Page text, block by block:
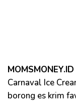
Carnaval Ice
borong es krim